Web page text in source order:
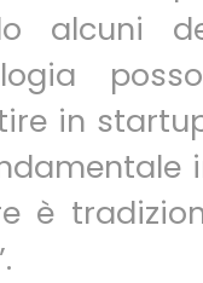
alcuni
in
è